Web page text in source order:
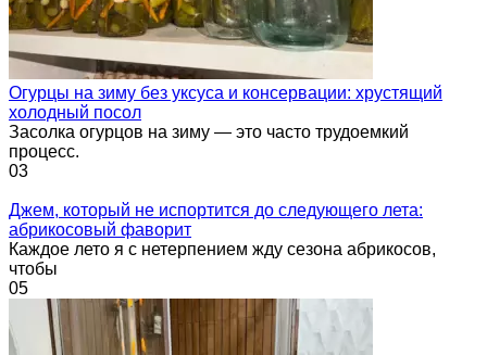
Огурцы на зиму без уксуса и консервации: хрустящий
холодный посол
Засолка огурцов на зиму — это часто трудоемкий
процесс.
03
Джем, который не испортится до следующего лета:
абрикосовый фаворит
Каждое лето я с нетерпением жду сезона абрикосов,
чтобы
05